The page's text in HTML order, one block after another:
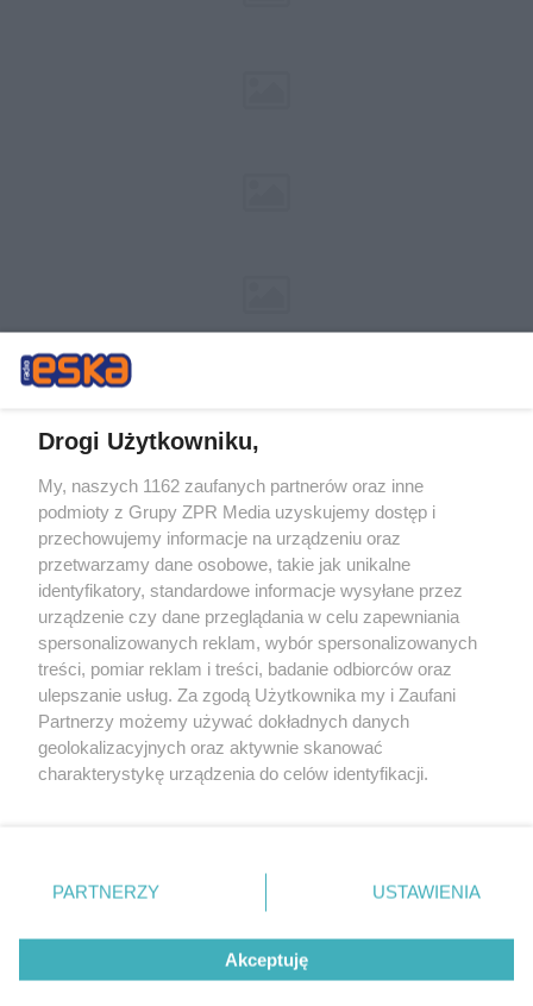
Żaden utwór zamieszczony w serwisie nie może być powielany i
rozpowszechniany lub dalej rozpowszechniany w jakikolwiek sposób (w
tym także elektroniczny lub mechaniczny) na jakimkolwiek polu
eksploatacji w jakiejkolwiek formie, włącznie z umieszczaniem w
Internecie bez pisemnej zgody właściciela praw. Jakiekolwiek użycie lub
wykorzystanie utworów w całości lub w części z naruszeniem prawa,
tzn. bez właściwej zgody, jest zabronione pod groźbą kary i może być
ścigane prawnie.
© 2026 Grupa ZPR Media
Drogi Użytkowniku,
My, naszych 1162 zaufanych partnerów oraz inne
podmioty z Grupy ZPR Media uzyskujemy dostęp i
przechowujemy informacje na urządzeniu oraz
przetwarzamy dane osobowe, takie jak unikalne
identyfikatory, standardowe informacje wysyłane przez
urządzenie czy dane przeglądania w celu zapewniania
spersonalizowanych reklam, wybór spersonalizowanych
treści, pomiar reklam i treści, badanie odbiorców oraz
ulepszanie usług. Za zgodą Użytkownika my i Zaufani
Partnerzy możemy używać dokładnych danych
geolokalizacyjnych oraz aktywnie skanować
charakterystykę urządzenia do celów identyfikacji.
zmienić/wycofać klikając przycisk ustawień prywatności
znajdujący się w lewym dolnym rogu strony
rodzaje przetwarzania danych nie wymagają zgody
użytkownika, ale masz prawo sprzeciwić się takiemu
przetwarzaniu. Preferencje będą miały zastosowanie tylko
PARTNERZY USTAWIENIA
Akceptuję